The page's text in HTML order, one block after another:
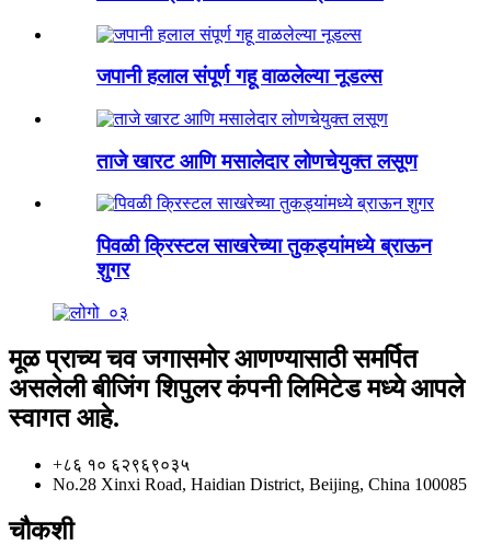
जपानी हलाल संपूर्ण गहू वाळलेल्या नूडल्स
ताजे खारट आणि मसालेदार लोणचेयुक्त लसूण
पिवळी क्रिस्टल साखरेच्या तुकड्यांमध्ये ब्राऊन
शुगर
मूळ प्राच्य चव जगासमोर आणण्यासाठी समर्पित
असलेली बीजिंग शिपुलर कंपनी लिमिटेड मध्ये आपले
स्वागत आहे.
+८६ १० ६२९६९०३५
No.28 Xinxi Road, Haidian District, Beijing, China 100085
चौकशी